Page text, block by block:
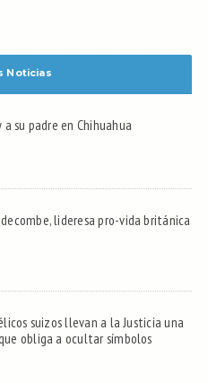
Noticias
su padre en Chihuahua
lideresa pro-vida británica
suizos llevan a la Justicia una
obliga a ocultar símbolos